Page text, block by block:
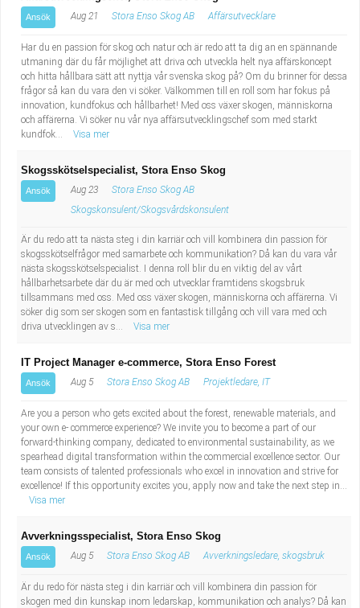
Ansök Aug 21 Stora Enso Skog AB Affärsutvecklare
Har du en passion för skog och natur och är redo att ta dig an en spännande
utmaning där du får möjlighet att driva och utveckla helt nya affärskoncept
och hitta hållbara sätt att nyttja vår svenska skog på? Om du brinner för dessa
frågor så kan du vara den vi söker. Välkommen till en roll som har fokus på
innovation, kundfokus och hållbarhet! Med oss växer skogen, människorna
och affärerna. Vi söker nu vår nya affärsutvecklingschef som med starkt
kundfok...
Visa mer
Skogsskötselspecialist, Stora Enso Skog
Ansök Aug 23
Stora Enso Skog AB
Skogskonsulent/Skogsvårdskonsulent
Är du redo att ta nästa steg i din karriär och vill kombinera din passion för
skogsskötselfrågor med samarbete och kommunikation? Då kan du vara vår
nästa skogsskötselspecialist. I denna roll blir du en viktig del av vårt
hållbarhetsarbete där du är med och utvecklar framtidens skogsbruk
tillsammans med oss. Med oss växer skogen, människorna och affärerna. Vi
söker dig som ser skogen som en fantastisk tillgång och vill vara med och
driva utvecklingen av s...
Visa mer
IT Project Manager e-commerce, Stora Enso Forest
Ansök Aug 5 Stora Enso Skog AB Projektledare, IT
Are you a person who gets excited about the forest, renewable materials, and
your own e- commerce experience? We invite you to become a part of our
forward-thinking company, dedicated to environmental sustainability, as we
spearhead digital transformation within the commercial excellence sector. Our
team consists of talented professionals who excel in innovation and strive for
excellence! If this opportunity excites you, apply now and take the next step in...
Visa mer
Avverkningsspecialist, Stora Enso Skog
Ansök Aug 5 Stora Enso Skog AB Avverkningsledare, skogsbruk
Är du redo för nästa steg i din karriär och vill kombinera din passion för
skogen med din kunskap inom ledarskap, kommunikation och analys? Då kan